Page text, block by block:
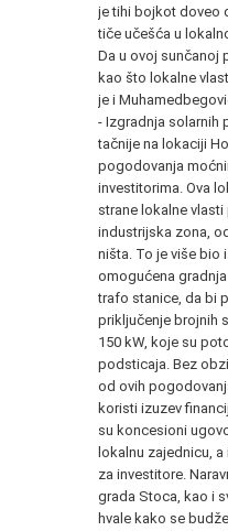
je tihi bojkot doveo
tiče učešća u
Da u ovoj sunčanoj
kao što lokalne
je i
- Izgradnja solarnih
tačnije na lokaciji
pogodovanja
investitorima. Ova
strane lokalne
industrijska zona,
ništa. To je više bio
omogućena
trafo stanice, da bi
priključenje brojnih
150 kW, koje su
podsticaja. Bez
od ovih
koristi izuzev
su koncesioni
lokalnu zajednicu,
za investitore.
grada Stoca, kao i
hvale kako se